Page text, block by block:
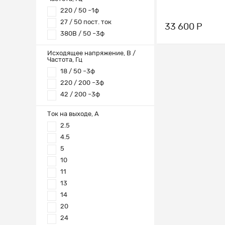
220 / 50 ~1ф
27 / 50 пост. ток
380В / 50 ~3ф
Исходящее напряжение, В /
Частота, Гц
18 / 50 ~3ф
220 / 200 ~3ф
42 / 200 ~3ф
Ток на выходе, А
2.5
4.5
5
10
11
13
14
20
24
33 600 Р